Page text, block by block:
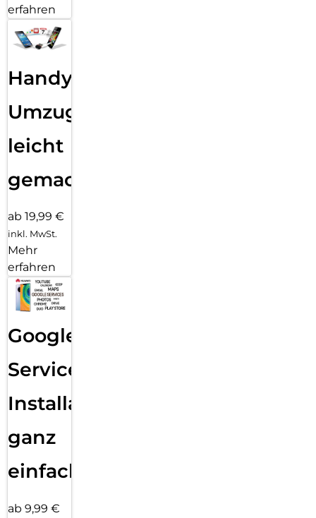
erfahren
Handy
Umzug
leicht
gemacht!
ab 19,99 €
inkl. MwSt.
Mehr
erfahren
Google
Services
Installation
ganz
einfach
ab 9,99 €